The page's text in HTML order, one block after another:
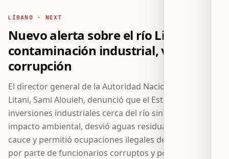
LÍBANO · NEXT
Nuevo alerta sobre el río Litani:
contaminación industrial, vertidos y
corrupción
El director general de la Autoridad Nacional del Río
Litani, Sami Alouieh, denunció que el Estado autorizó
inversiones industriales cerca del río sin evaluar su
impacto ambiental, desvió aguas residuales hacia su
cauce y permitió ocupaciones ilegales de sus terrenos
por parte de funcionarios corruptos y poderosos.